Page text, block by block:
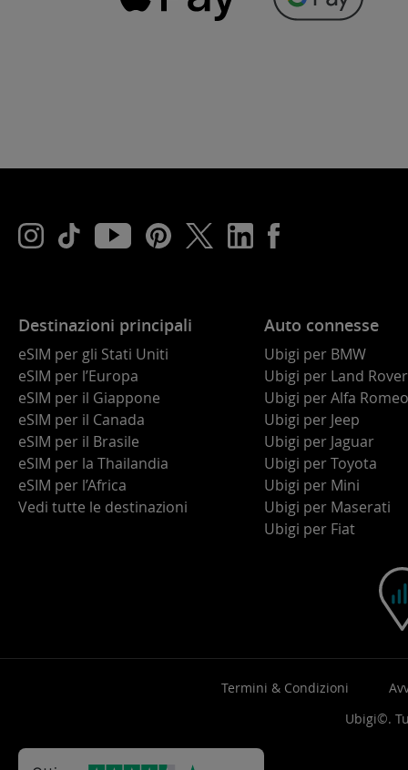
Destinazioni principali
eSIM per gli Stati Uniti
eSIM per l’Europa
eSIM per il Giappone
eSIM per il Canada
eSIM per il Brasile
eSIM per la Thailandia
eSIM per l’Africa
Vedi tutte le destinazioni
Auto connesse
Ubigi per BMW
Ubigi per Land Rover
Ubigi per Alfa Romeo
Ubigi per Jeep
Ubigi per Jaguar
Ubigi per Toyota
Ubigi per Mini
Ubigi per Maserati
Ubigi per Fiat
Termini & Condizioni
Ubigi©.